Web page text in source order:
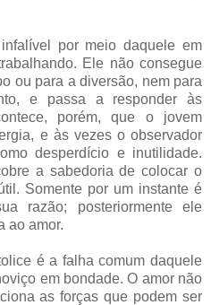
por meio daquele em
Ele não consegue
ou para a diversão, nem para
e passa a responder às
porém, que o jovem
e às vezes o observador
desperdício e inutilidade.
a sabedoria de colocar o
Somente por um instante é
razão; posteriormente ele
ao amor.
é a falha comum daquele
em bondade. O amor não
as forças que podem ser